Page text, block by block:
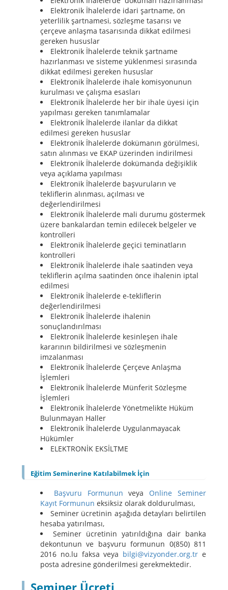
Elektronik İhalelerde idari şartname, ön
yeterlilik şartnamesi, sözleşme tasarısı ve
çerçeve anlaşma tasarısında dikkat edilmesi
gereken hususlar
Elektronik İhalelerde teknik şartname
hazırlanması ve sisteme yüklenmesi sırasında
dikkat edilmesi gereken hususlar
Elektronik İhalelerde ihale komisyonunun
kurulması ve çalışma esasları
Elektronik İhalelerde her bir ihale üyesi için
yapılması gereken tanımlamalar
Elektronik İhalelerde ilanlar da dikkat
edilmesi gereken hususlar
Elektronik İhalelerde dokümanın görülmesi,
satın alınması ve EKAP üzerinden indirilmesi
Elektronik İhalelerde dokümanda değişiklik
veya açıklama yapılması
Elektronik İhalelerde başvuruların ve
tekliflerin alınması, açılması ve
değerlendirilmesi
Elektronik İhalelerde mali durumu göstermek
üzere bankalardan temin edilecek belgeler ve
kontrolleri
Elektronik İhalelerde geçici teminatların
kontrolleri
Elektronik İhalelerde ihale saatinden veya
tekliflerin açılma saatinden önce ihalenin iptal
edilmesi
Elektronik İhalelerde e-tekliflerin
değerlendirilmesi
Elektronik İhalelerde ihalenin
sonuçlandırılması
Elektronik İhalelerde kesinleşen ihale
kararının bildirilmesi ve sözleşmenin
imzalanması
Elektronik İhalelerde Çerçeve Anlaşma
İşlemleri
Elektronik İhalelerde Münferit Sözleşme
İşlemleri
Elektronik İhalelerde Yönetmelikte Hüküm
Bulunmayan Haller
Elektronik İhalelerde Uygulanmayacak
Hükümler
ELEKTRONİK EKSİLTME
Eğitim Seminerine Katılabilmek İçin
Başvuru Formunun veya Online Seminer
Kayıt Formunun eksiksiz olarak doldurulması,
Seminer ücretinin aşağıda detayları belirtilen
hesaba yatırılması,
Seminer ücretinin yatırıldığına dair banka
dekontunun ve başvuru formunun 0(850) 811
2016 no.lu faksa veya bilgi@vizyonder.org.tr e
posta adresine gönderilmesi gerekmektedir.
Seminer Ücreti